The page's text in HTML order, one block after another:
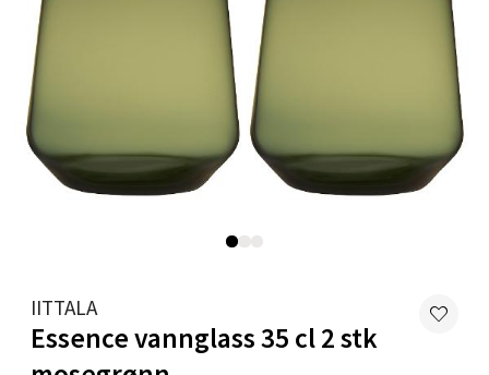
IITTALA
Essence vannglass 35 cl 2 stk
Stavanger og Sandnes - Kvadrat
Velg